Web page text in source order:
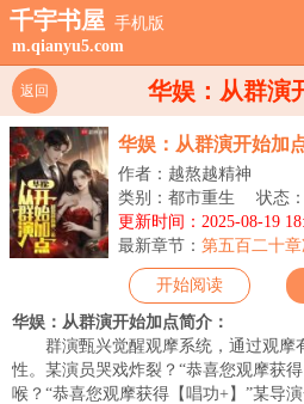
千宇书屋 手机版
m.qianyu5.com
华娱：从群演
返回
华娱：从群演开始加
作者：越熬越精神
类别：都市重生
状态
更新时间：2025-08-19
最新章节： 第五百二十
开始阅读
华娱：从群演开始加点简介：
群演甄兴觉醒观摩系统，通过观摩
性。某演员哭戏炸裂？“恭喜您观摩获
喉？“恭喜您观摩获得【唱功+】”某导